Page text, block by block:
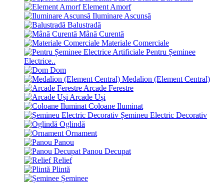
Element Amorf
Iluminare Ascunsă
Balustradă
Mână Curentă
Materiale Comerciale
Pentru Șeminee
Electrice..
Dom
Medalion (Element Central)
Arcade Ferestre
Arcade Uși
Coloane Iluminat
Șemineu Electric Decorativ
Oglindă
Ornament
Panou
Panou Decupat
Relief
Plintă
Șeminee